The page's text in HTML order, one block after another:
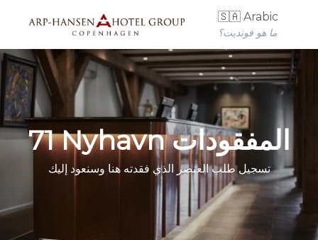
🇸🇦 Arabic
ما هو فونديت؟
71 Nyhavn المفقودات
تسجيل طلب العنصر الذي فقدته هنا وسنعود إليك